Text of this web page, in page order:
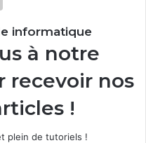
informatique
à notre
recevoir nos
!
plein de tutoriels !